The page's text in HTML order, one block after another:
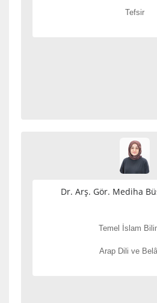
Tefsir
Dr. Arş. Gör. Mediha
Temel İslam
Arap Dili ve